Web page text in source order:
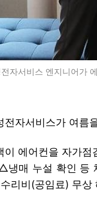
자서비스 엔지니어가
전자서비스가 여름
이 에어컨을 자가
냉매 누설 확인 등
리비(공임료) 무상